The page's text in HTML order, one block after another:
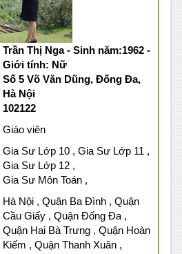
Trần Thị Nga - Sinh năm:1962 -
Giới tính: Nữ
Số 5 Võ Văn Dũng, Đống Đa,
Hà Nội
102122
Giáo viên
Gia Sư Lớp 10 , Gia Sư Lớp 11 ,
Gia Sư Lớp 12 ,
Gia Sư Môn Toán ,
Hà Nội , Quận Ba Đình , Quận
Cầu Giấy , Quận Đống Đa ,
Quận Hai Bà Trưng , Quận Hoàn
Kiếm , Quận Thanh Xuân ,